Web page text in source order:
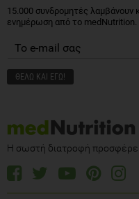
15.000 συνδρομητές λαμβάνουν
ενημέρωση από το medNutrition.
Η σωστή διατροφή